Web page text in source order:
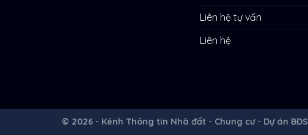
Liên hệ tự vấn
Liên hệ
© 2026 - Kênh Thông tin Nhà đất - Chung cư - Dự án BĐS